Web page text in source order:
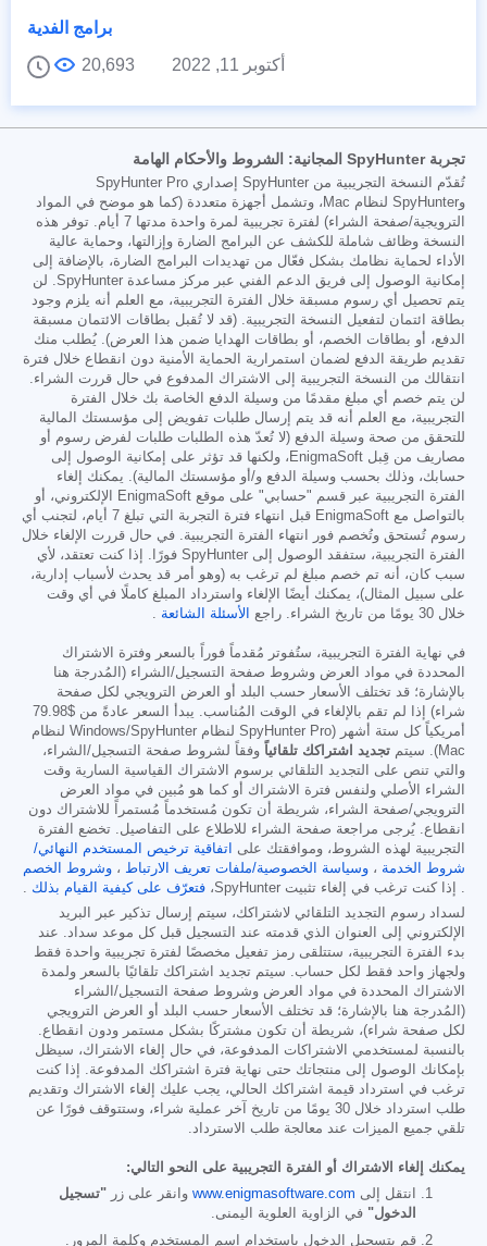
برامج الفدية
أكتوبر 11, 2022
20,693
تجربة SpyHunter المجانية: الشروط والأحكام الهامة
تُقدّم النسخة التجريبية من SpyHunter إصداري SpyHunter Pro
وSpyHunter لنظام Mac، وتشمل أجهزة متعددة (كما هو موضح في المواد
الترويجية/صفحة الشراء) لفترة تجريبية لمرة واحدة مدتها 7 أيام. توفر هذه
النسخة وظائف شاملة للكشف عن البرامج الضارة وإزالتها، وحماية عالية
الأداء لحماية نظامك بشكل فعّال من تهديدات البرامج الضارة، بالإضافة إلى
إمكانية الوصول إلى فريق الدعم الفني عبر مركز مساعدة SpyHunter. لن
يتم تحصيل أي رسوم مسبقة خلال الفترة التجريبية، مع العلم أنه يلزم وجود
بطاقة ائتمان لتفعيل النسخة التجريبية. (قد لا تُقبل بطاقات الائتمان مسبقة
الدفع، أو بطاقات الخصم، أو بطاقات الهدايا ضمن هذا العرض). يُطلب منك
تقديم طريقة الدفع لضمان استمرارية الحماية الأمنية دون انقطاع خلال فترة
انتقالك من النسخة التجريبية إلى الاشتراك المدفوع في حال قررت الشراء.
لن يتم خصم أي مبلغ مقدمًا من وسيلة الدفع الخاصة بك خلال الفترة
التجريبية، مع العلم أنه قد يتم إرسال طلبات تفويض إلى مؤسستك المالية
للتحقق من صحة وسيلة الدفع (لا تُعدّ هذه الطلبات طلبات لفرض رسوم أو
مصاريف من قِبل EnigmaSoft، ولكنها قد تؤثر على إمكانية الوصول إلى
حسابك، وذلك بحسب وسيلة الدفع و/أو مؤسستك المالية). يمكنك إلغاء
الفترة التجريبية عبر قسم "حسابي" على موقع EnigmaSoft الإلكتروني، أو
بالتواصل مع EnigmaSoft قبل انتهاء فترة التجربة التي تبلغ 7 أيام، لتجنب أي
رسوم تُستحق وتُخصم فور انتهاء الفترة التجريبية. في حال قررت الإلغاء خلال
الفترة التجريبية، ستفقد الوصول إلى SpyHunter فورًا. إذا كنت تعتقد، لأي
سبب كان، أنه تم خصم مبلغ لم ترغب به (وهو أمر قد يحدث لأسباب إدارية،
على سبيل المثال)، يمكنك أيضًا الإلغاء واسترداد المبلغ كاملًا في أي وقت
خلال 30 يومًا من تاريخ الشراء. راجع
الأسئلة الشائعة .
في نهاية الفترة التجريبية، ستُفوتر مُقدماً فوراً بالسعر وفترة الاشتراك
المحددة في مواد العرض وشروط صفحة التسجيل/الشراء (المُدرجة هنا
بالإشارة؛ قد تختلف الأسعار حسب البلد أو العرض الترويجي لكل صفحة
شراء) إذا لم تقم بالإلغاء في الوقت المُناسب. يبدأ السعر عادةً من $79.98
أمريكياً كل ستة أشهر (SpyHunter Pro لنظام Windows/SpyHunter لنظام
Mac). سيتم
تجديد اشتراكك تلقائياً وفقاً لشروط صفحة التسجيل/الشراء،
والتي تنص على التجديد التلقائي برسوم الاشتراك القياسية السارية وقت
الشراء الأصلي ولنفس فترة الاشتراك أو كما هو مُبين في مواد العرض
الترويجي/صفحة الشراء، شريطة أن تكون مُستخدماً مُستمراً للاشتراك دون
انقطاع. يُرجى مراجعة صفحة الشراء للاطلاع على التفاصيل. تخضع الفترة
التجريبية لهذه الشروط، وموافقتك على
اتفاقية ترخيص المستخدم النهائي/
شروط الخدمة ، وسياسة الخصوصية/ملفات تعريف الارتباط ، وشروط الخصم
. إذا كنت ترغب في إلغاء تثبيت SpyHunter،
فتعرّف على كيفية القيام بذلك .
لسداد رسوم التجديد التلقائي لاشتراكك، سيتم إرسال تذكير عبر البريد
الإلكتروني إلى العنوان الذي قدمته عند التسجيل قبل كل موعد سداد. عند
بدء الفترة التجريبية، ستتلقى رمز تفعيل مخصصًا لفترة تجريبية واحدة فقط
ولجهاز واحد فقط لكل حساب. سيتم تجديد اشتراكك تلقائيًا بالسعر ولمدة
الاشتراك المحددة في مواد العرض وشروط صفحة التسجيل/الشراء
(المُدرجة هنا بالإشارة؛ قد تختلف الأسعار حسب البلد أو العرض الترويجي
لكل صفحة شراء)، شريطة أن تكون مشتركًا بشكل مستمر ودون انقطاع.
بالنسبة لمستخدمي الاشتراكات المدفوعة، في حال إلغاء الاشتراك، سيظل
بإمكانك الوصول إلى منتجاتك حتى نهاية فترة اشتراكك المدفوعة. إذا كنت
ترغب في استرداد قيمة اشتراكك الحالي، يجب عليك إلغاء الاشتراك وتقديم
طلب استرداد خلال 30 يومًا من تاريخ آخر عملية شراء، وستتوقف فورًا عن
تلقي جميع الميزات عند معالجة طلب الاسترداد.
يمكنك إلغاء الاشتراك أو الفترة التجريبية على النحو التالي:
انتقل إلى www.enigmasoftware.com وانقر على زر "تسجيل
الدخول" في الزاوية العلوية اليمنى.
قم بتسجيل الدخول باستخدام اسم المستخدم وكلمة المرور.